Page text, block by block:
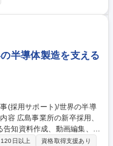
フの教育・OJT、シフト作
向上：オペレーション改
運営調整、クライアント打
計・分析 募集職種
アーツセンターギャラリ
半導体製造を支える
知資料作成、動画編集、応
ト業務全般 ※能力適
日以上
資格取得支援あり